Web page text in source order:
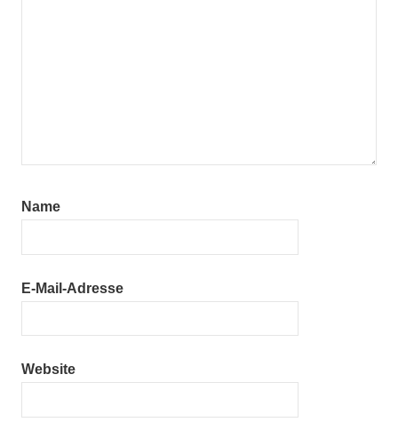
Name
E-Mail-Adresse
Website